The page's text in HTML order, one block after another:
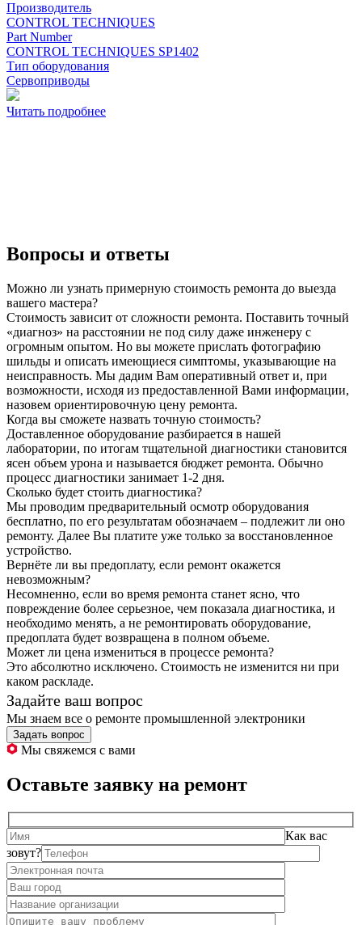
Производитель
CONTROL TECHNIQUES
Part Number
CONTROL TECHNIQUES SP1402
Тип оборудования
Сервоприводы
Читать подробнее
Вопросы и ответы
Можно ли узнать примерную стоимость ремонта до выезда
вашего мастера?
Стоимость зависит от сложности ремонта. Поставить точный
«диагноз» на расстоянии не под силу даже инженеру с
огромным опытом. Но вы можете прислать фотографию
шильды и описать имеющиеся симптомы, указывающие на
неисправность. Мы дадим Вам оперативный ответ и, при
возможности, исходя из предоставленной Вами информации,
назовем ориентировочную цену ремонта.
Когда вы сможете назвать точную стоимость?
Доставленное оборудование разбирается в нашей
лаборатории, по итогам тщательной диагностики становится
ясен объем урона и называется бюджет ремонта. Обычно
процесс диагностики занимает 1-2 дня.
Сколько будет стоить диагностика?
Мы проводим предварительный осмотр оборудования
бесплатно, по его результатам обозначаем – подлежит ли оно
ремонту. Далее Вы платите уже только за восстановленное
устройство.
Вернёте ли вы предоплату, если ремонт окажется
невозможным?
Несомненно, если во время ремонта станет ясно, что
повреждение более серьезное, чем показала диагностика, и
необходимо менять, а не ремонтировать оборудование,
предоплата будет возвращена в полном объеме.
Может ли цена измениться в процессе ремонта?
Это абсолютно исключено. Стоимость не изменится ни при
каком раскладе.
Задайте ваш вопрос
Мы знаем все о ремонте промышленной электроники
Задать вопрос
Мы свяжемся с вами
Оставьте заявку на ремонт
Как вас
зовут?